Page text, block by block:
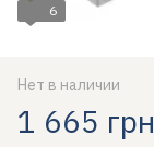
6
Нет в наличии
1 665 грн